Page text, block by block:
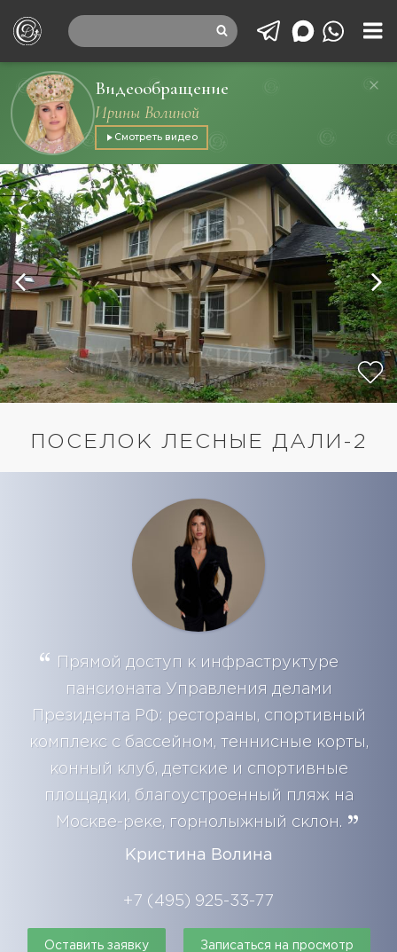
Видеообращение
Ирины Волиной
Смотреть видео
ПОСЕЛОК ЛЕСНЫЕ ДАЛИ-2
Прямой доступ к инфраструктуре
пансионата Управления делами
Президента РФ: рестораны, спортивный
комплекс с бассейном, теннисные корты,
конный клуб, детские и спортивные
площадки, благоустроенный пляж на
Москве-реке, горнолыжный склон.
Кристина Волина
+7 (495) 925-33-77
Оставить заявку Записаться на просмотр